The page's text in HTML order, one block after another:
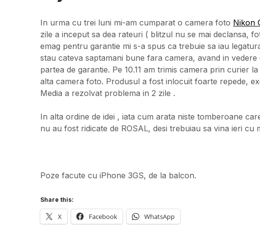
In urma cu trei luni mi-am cumparat o camera foto Nikon
zile a inceput sa dea rateuri ( blitzul nu se mai declansa,
emag pentru garantie mi s-a spus ca trebuie sa iau
stau cateva saptamani bune fara camera, avand in
partea de garantie. Pe 10.11 am trimis camera prin curier
alta camera foto. Produsul a fost inlocuit foarte repede,
Media a rezolvat problema in 2 zile .
In alta ordine de idei , iata cum arata niste tomberoane
nu au fost ridicate de ROSAL, desi trebuiau sa vina ieri cu
Poze facute cu iPhone 3GS, de la balcon.
Share this:
X Facebook WhatsApp